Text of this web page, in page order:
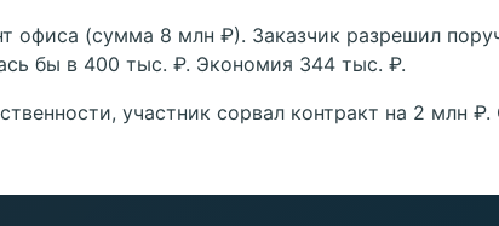
офиса (сумма 8 млн ₽). Заказчик разрешил
бы в 400 тыс. ₽. Экономия 344 тыс. ₽.
участник сорвал контракт на 2 млн